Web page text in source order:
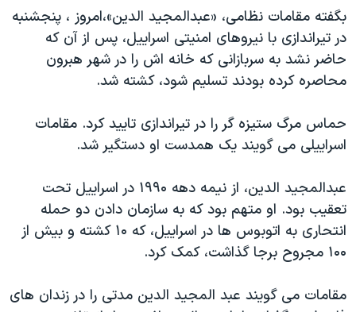
فرهنگ و زندگی
حقوق شهروندی
اقتصادی
علم و فناوری
اسرائیل در جنگ
آرشیو پخش زنده
مستندها
انتخابات ریاست جمهوری آمریکا ۲۰۲۴
حمله جمهوری اسلامی به اسرائیل
رمز مهسا
ورزش زنان در ایران
مجموعه مستندهای دادخواهی
تریبونال مردمی آبان ۹۸
دادگاه حمید نوری
چهل سال گروگان‌گیری
دنبال کنید
زبانهای مختلف
بگفته مقامات نظامی، «عبدالمجید الدین»،امروز ، پنجشنبه
در تیراندازی با نیروهای امنیتی اسراییل، پس از آن که
حاضر نشد به سربازانی که خانه اش را در شهر هبرون
محاصره کرده بودند تسلیم شود، کشته شد.
حماس مرگ ستیزه گر را در تیراندازی تایید کرد. مقامات
اسراییلی می گویند یک همدست او دستگیر شد.
عبدالمجید الدین، از نیمه دهه ۱۹۹۰ در اسراییل تحت
تعقیب بود. او متهم بود که به سازمان دادن دو حمله
انتحاری به اتوبوس ها در اسراییل، که ۱۰ کشته و بیش از
۱۰۰ مجروح برجا گذاشت، کمک کرد.
مقامات می گویند عبد المجید الدین مدتی را در زندان های